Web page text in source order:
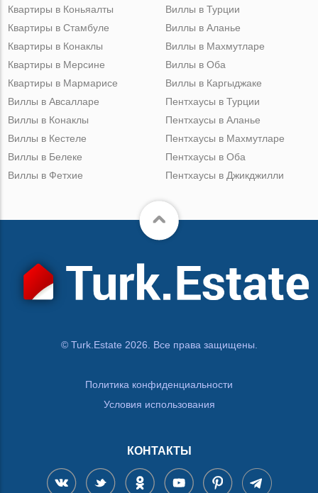
Квартиры в Коньяалты
Квартиры в Стамбуле
Квартиры в Конаклы
Квартиры в Мерсине
Квартиры в Мармарисе
Виллы в Турции
Виллы в Аланье
Виллы в Махмутларе
Виллы в Оба
Виллы в Каргыджаке
Виллы в Авсалларе
Виллы в Конаклы
Виллы в Кестеле
Виллы в Белеке
Виллы в Фетхие
Пентхаусы в Турции
Пентхаусы в Аланье
Пентхаусы в Махмутларе
Пентхаусы в Оба
Пентхаусы в Джикджилли
© Turk.Estate 2026. Все права защищены.
Политика конфиденциальности
Условия использования
КОНТАКТЫ